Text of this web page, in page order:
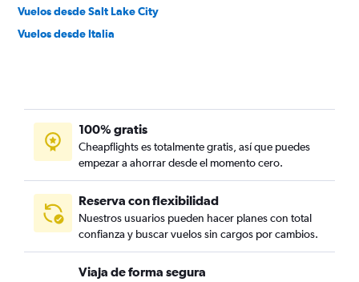
Vuelos desde Salt Lake City
Vuelos desde Italia
100% gratis
Cheapflights es totalmente gratis, así que puedes
empezar a ahorrar desde el momento cero.
Reserva con flexibilidad
Nuestros usuarios pueden hacer planes con total
confianza y buscar vuelos sin cargos por cambios.
Viaja de forma segura